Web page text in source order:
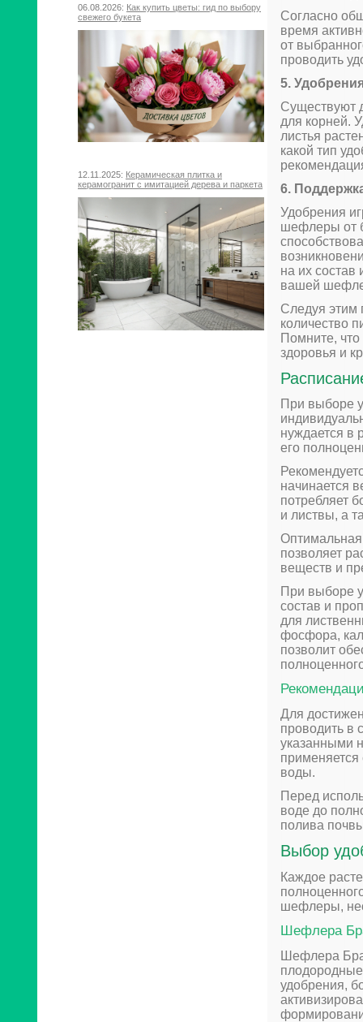
06.08.2026: Как купить цветы: гид по выбору
свежего букета
12.11.2025: Керамическая плитка и
керамогранит с имитацией дерева и паркета
Согласно
время
от
проводить
5.
Существуют
для корней.
листья
какой тип
6.
Удобрения
шефлеры от
на их состав
вашей
Следуя этим
количество
Помните,
здоровья и
При выборе
нуждается в
его
начинается
потребляет
и листвы, а
Оптимальная
позволяет
веществ и
При выборе
состав и
для
фосфора,
позволит
Для
проводить в
указанными
воды.
Перед
воде до
полива
Выбор
Каждое
шефлеры,
Шефлера
Шефлера
плодородные
удобрения,